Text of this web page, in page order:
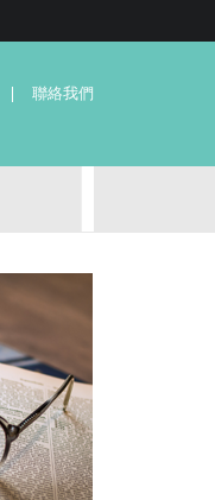
聯絡我們